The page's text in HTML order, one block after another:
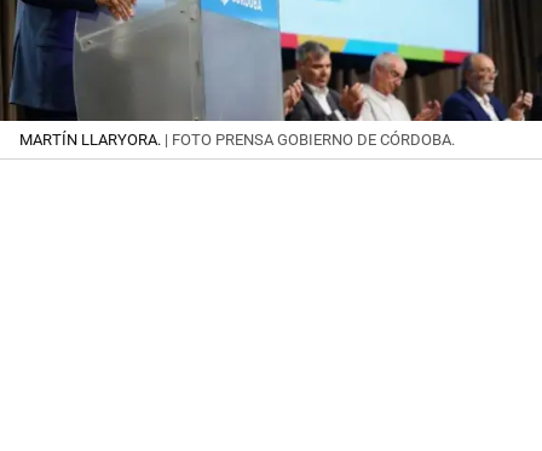
MARTÍN LLARYORA. | FOTO PRENSA GOBIERNO DE CÓRDOBA.